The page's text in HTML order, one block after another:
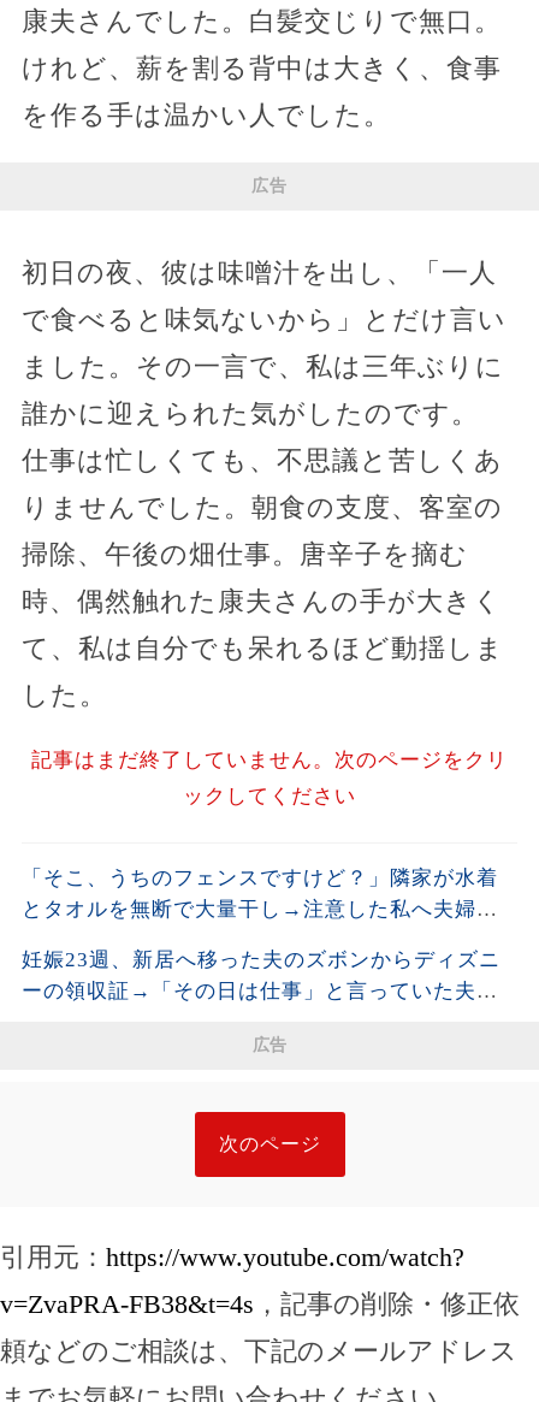
康夫さんでした。白髪交じりで無口。
けれど、薪を割る背中は大きく、食事
を作る手は温かい人でした。
広告
初日の夜、彼は味噌汁を出し、「一人
で食べると味気ないから」とだけ言い
ました。その一言で、私は三年ぶりに
誰かに迎えられた気がしたのです。
仕事は忙しくても、不思議と苦しくあ
りませんでした。朝食の支度、客室の
掃除、午後の畑仕事。唐辛子を摘む
時、偶然触れた康夫さんの手が大きく
て、私は自分でも呆れるほど動揺しま
した。
記事はまだ終了していません。次のページをクリ
ックしてください
「そこ、うちのフェンスですけど？」隣家が水着
とタオルを無断で大量干し→注意した私へ夫婦そ
せると…
妊娠23週、新居へ移った夫のズボンからディズニ
ーの領収証→「その日は仕事」と言っていた夫に
広告
次のページ
引用元： https://www.youtube.com/watch?
v=ZvaPRA-FB38&t=4s ，記事の削除・修正依
頼などのご相談は、下記のメールアドレス